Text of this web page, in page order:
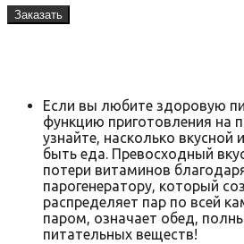
Заказать
Если вы любите здоровую
функцию приготовления на
узнайте, насколько вкусной
быть еда. Превосходный
потери витаминов
парогенератору, который
распределяет пар по всей
паром, означает обед,
питательных веществ!